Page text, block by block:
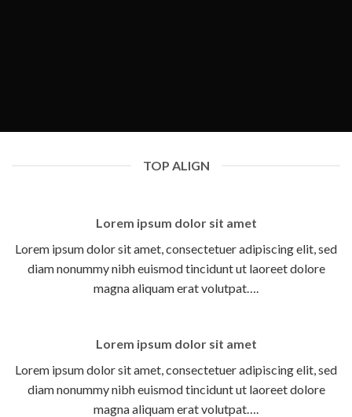
TOP ALIGN
Lorem ipsum dolor sit amet
Lorem ipsum dolor sit amet, consectetuer adipiscing elit, sed
diam nonummy nibh euismod tincidunt ut laoreet dolore
magna aliquam erat volutpat….
Lorem ipsum dolor sit amet
Lorem ipsum dolor sit amet, consectetuer adipiscing elit, sed
diam nonummy nibh euismod tincidunt ut laoreet dolore
magna aliquam erat volutpat….